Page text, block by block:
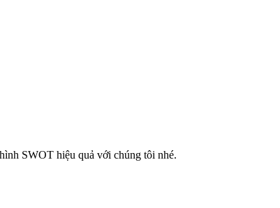
SWOT hiệu quả với chúng tôi nhé.